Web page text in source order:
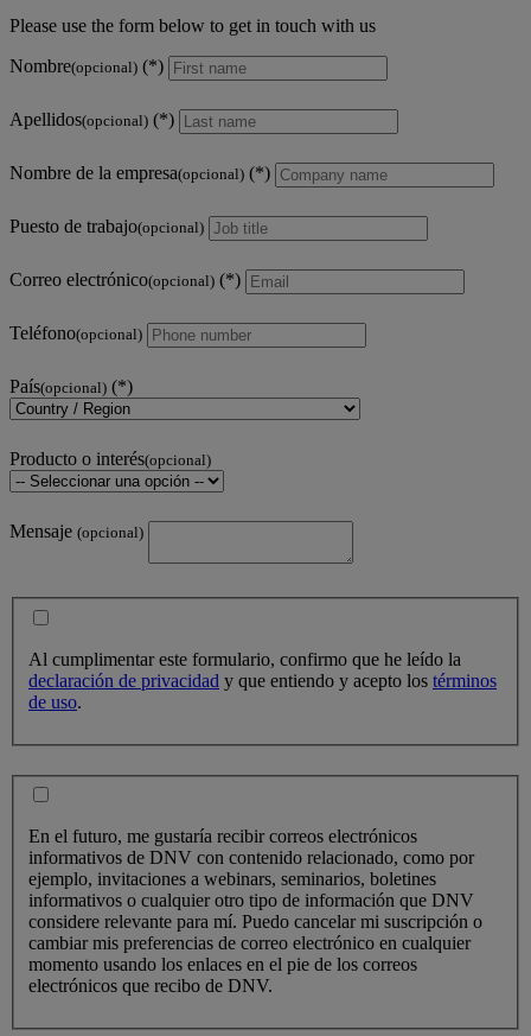
Please use the form below to get in touch with us
Nombre(opcional)
Apellidos(opcional)
Nombre de la empresa(opcional)
Puesto de trabajo(opcional)
Correo electrónico(opcional)
Teléfono(opcional)
País(opcional)
Producto o interés(opcional)
Mensaje (opcional)
Al cumplimentar este formulario, confirmo que he leído la
declaración de privacidad y que entiendo y acepto los términos
de uso.
En el futuro, me gustaría recibir correos electrónicos
informativos de DNV con contenido relacionado, como por
ejemplo, invitaciones a webinars, seminarios, boletines
informativos o cualquier otro tipo de información que DNV
considere relevante para mí. Puedo cancelar mi suscripción o
cambiar mis preferencias de correo electrónico en cualquier
momento usando los enlaces en el pie de los correos
electrónicos que recibo de DNV.